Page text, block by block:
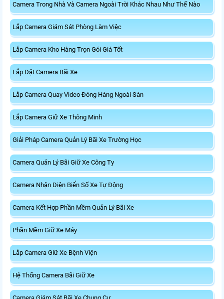
Camera Trong Nhà Và Camera Ngoài Trời Khác Nhau Như Thế Nào
Lắp Camera Giám Sát Phòng Làm Việc
Lắp Camera Kho Hàng Trọn Gói Giá Tốt
Lắp Đặt Camera Bãi Xe
Lắp Camera Quay Video Đóng Hàng Ngoài Sàn
Lắp Camera Giữ Xe Thông Minh
Giải Pháp Camera Quản Lý Bãi Xe Trường Học
Camera Quản Lý Bãi Giữ Xe Công Ty
Camera Nhận Diện Biển Số Xe Tự Động
Camera Kết Hợp Phần Mềm Quản Lý Bãi Xe
Phần Mềm Giữ Xe Máy
Lắp Camera Giữ Xe Bệnh Viện
Hệ Thống Camera Bãi Giữ Xe